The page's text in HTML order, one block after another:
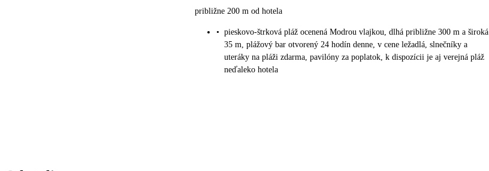
približne 200 m od hotela
• pieskovo-štrková pláž ocenená Modrou vlajkou, dlhá približne 300 m a široká
35 m, plážový bar otvorený 24 hodín denne, v cene ležadlá, slnečníky a
uteráky na pláži zdarma, pavilóny za poplatok, k dispozícii je aj verejná pláž
neďaleko hotela